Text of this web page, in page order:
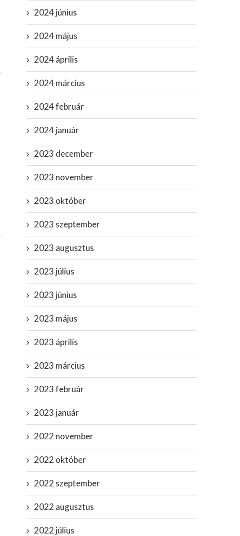
2024 június
2024 május
2024 április
2024 március
2024 február
2024 január
2023 december
2023 november
2023 október
2023 szeptember
2023 augusztus
2023 július
2023 június
2023 május
2023 április
2023 március
2023 február
2023 január
2022 november
2022 október
2022 szeptember
2022 augusztus
2022 július